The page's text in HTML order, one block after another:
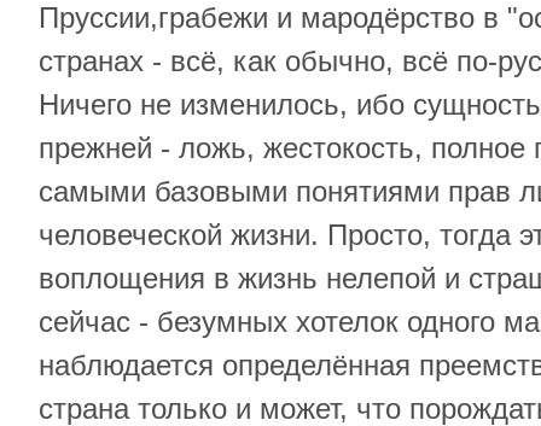
Пруссии,грабежи и мародёрство в
странах - всё, как обычно, всё по-
Ничего не изменилось, ибо
прежней - ложь, жестокость, полное
самыми базовыми понятиями прав
человеческой жизни. Просто, тогда
воплощения в жизнь нелепой и
сейчас - безумных хотелок одного
наблюдается определённая
страна только и может, что